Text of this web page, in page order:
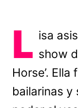
L isa
show
Horse’.
bailarinas y